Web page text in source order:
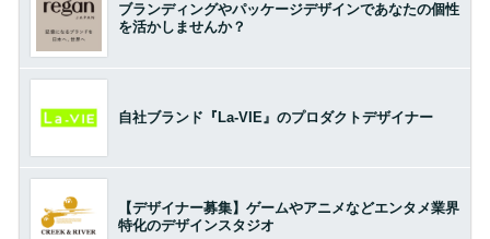
ブランディングやパッケージデザインであなたの個性
を活かしませんか？
自社ブランド『La-VIE』のプロダクトデザイナー
【デザイナー募集】ゲームやアニメなどエンタメ業界
特化のデザインスタジオ